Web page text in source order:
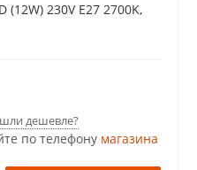
(12W) 230V E27 2700K,
дешевле?
по телефону магазина